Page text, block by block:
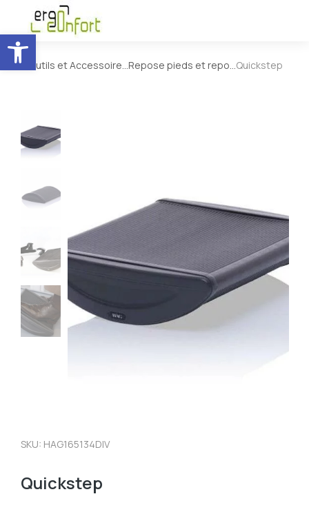
Ouvrir la barre d’outils
Vous êtes ici :
Outils et Accessoire…Repose pieds et repo…Quickstep
SKU: HAG165134DIV
Quickstep